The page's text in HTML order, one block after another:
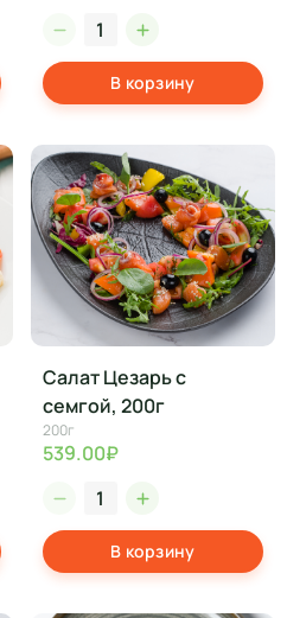
В корзину
Салат Цезарь с
семгой, 200г
200г
539.00₽
В корзину